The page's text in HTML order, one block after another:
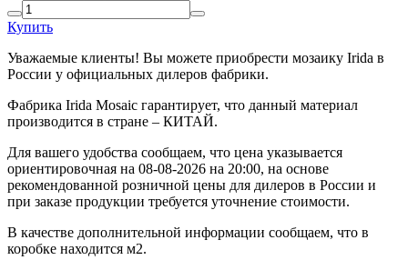
Купить
Уважаемые клиенты! Вы можете приобрести мозаику Irida в
России у официальных дилеров фабрики.
Фабрика Irida Mosaic гарантирует, что данный материал
производится в стране – КИТАЙ.
Для вашего удобства сообщаем, что цена указывается
ориентировочная на 08-08-2026 на 20:00, на основе
рекомендованной розничной цены для дилеров в России и
при заказе продукции требуется уточнение стоимости.
В качестве дополнительной информации сообщаем, что в
коробке находится м2.